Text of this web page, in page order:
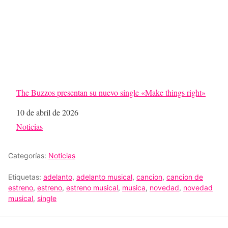
The Buzzos presentan su nuevo single «Make things right»
Fecha
10 de abril de 2026
Respecto a
Noticias
Categorías: Noticias
Etiquetas: adelanto, adelanto musical, cancion, cancion de
estreno, estreno, estreno musical, musica, novedad, novedad
musical, single